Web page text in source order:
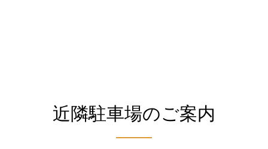
近隣駐車場のご案内